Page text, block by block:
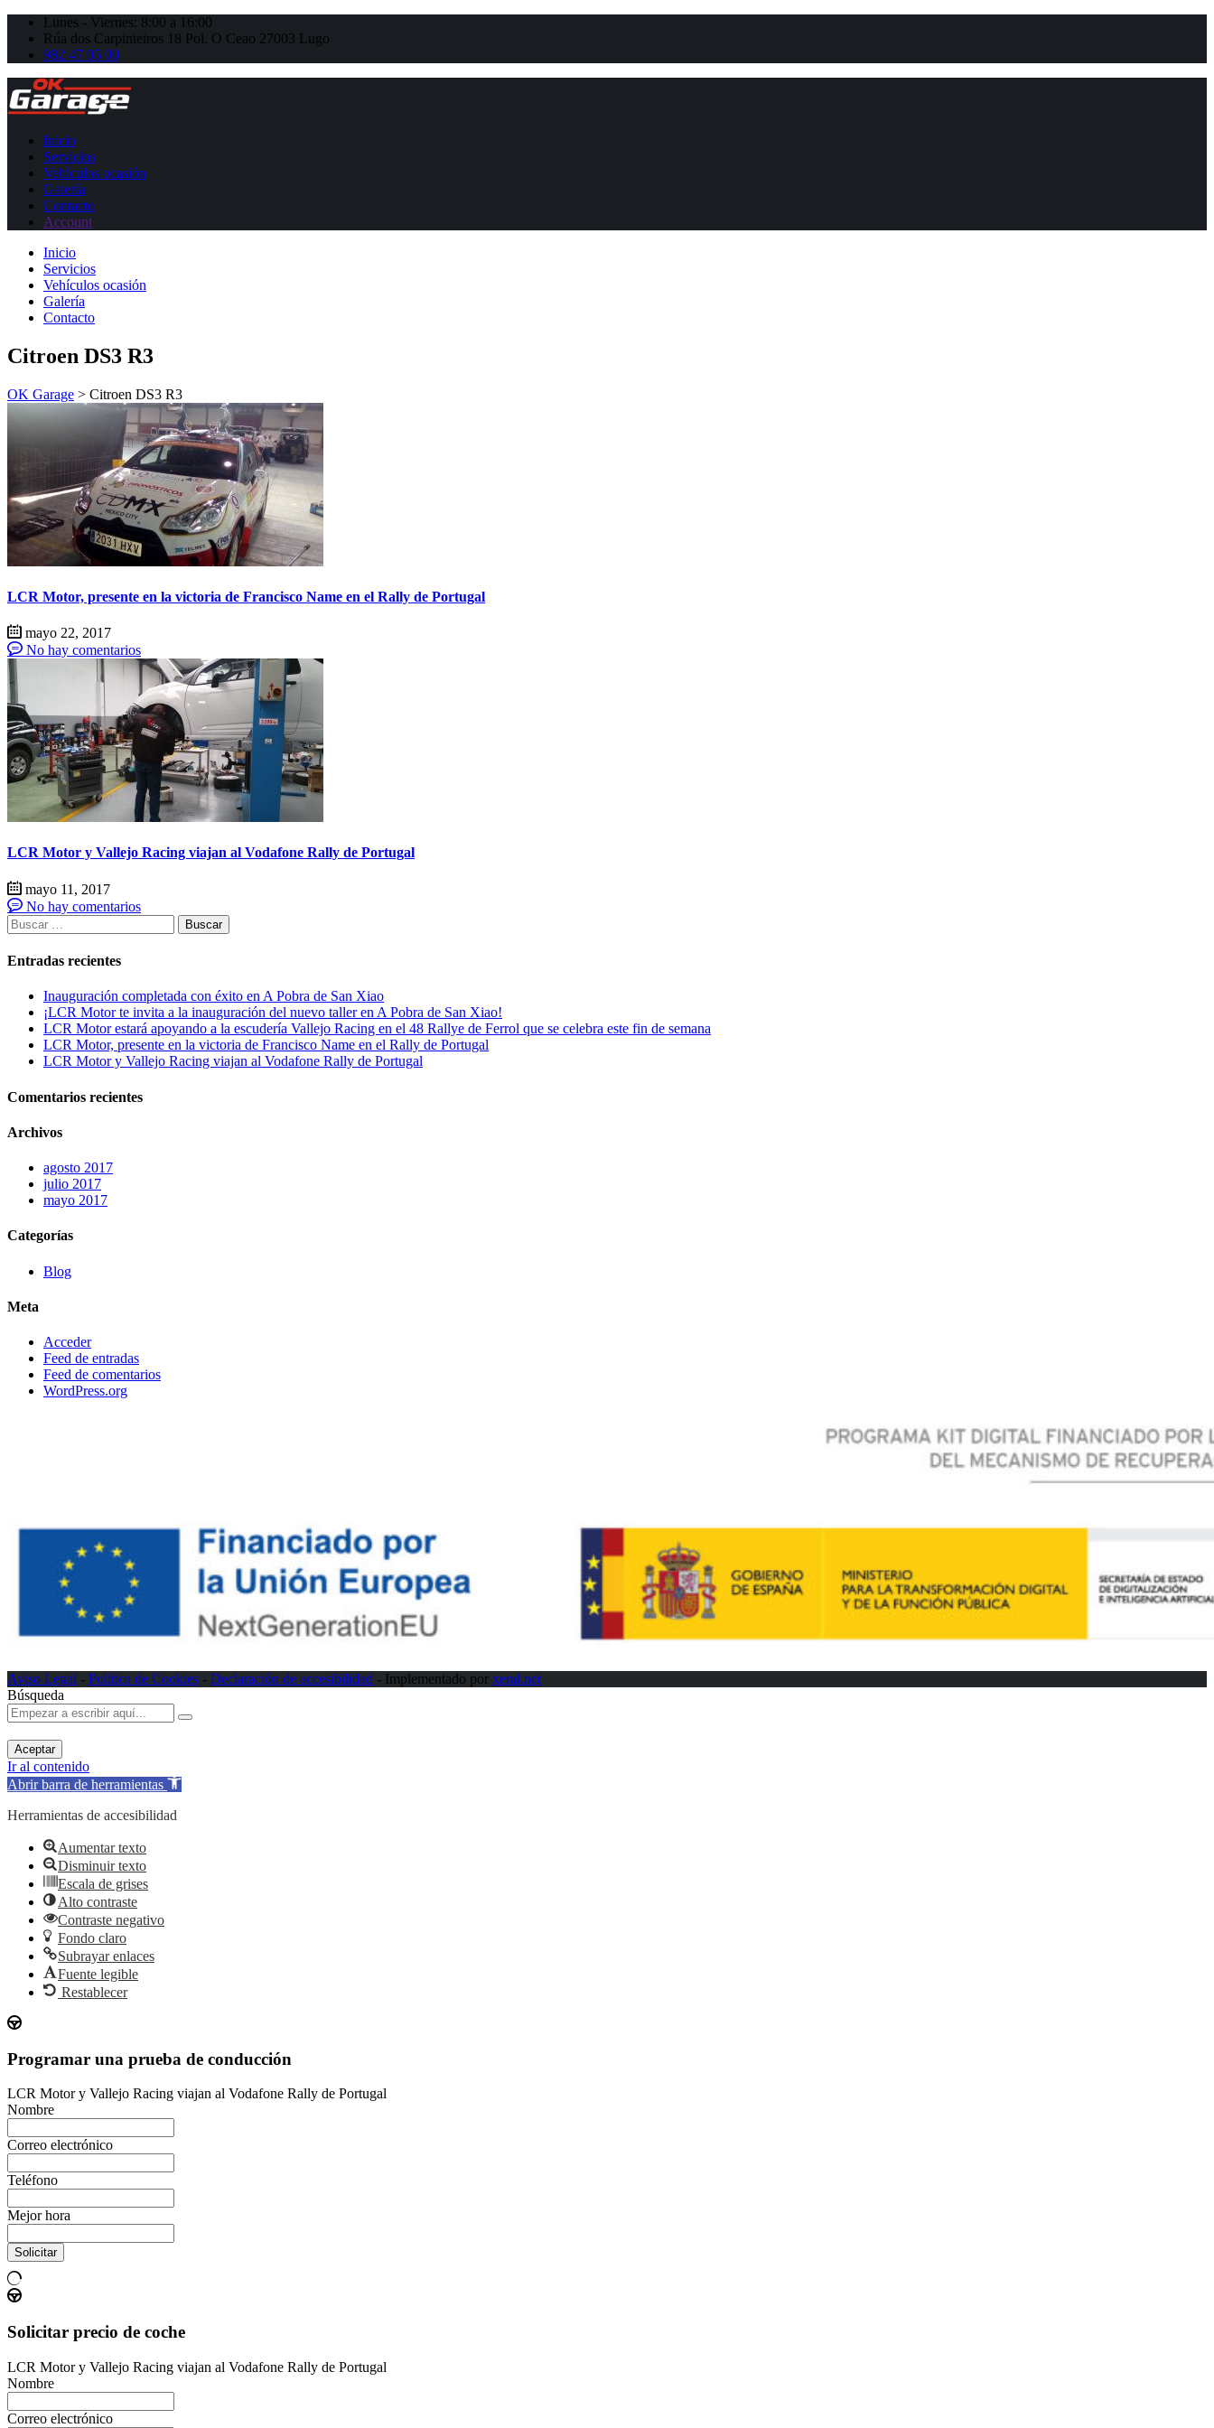
Lunes - Viernes: 8:00 a 16:00
Rúa dos Carpinteiros 18 Pol. O Ceao 27003 Lugo
982 47 05 00
Inicio
Servicios
Vehículos ocasión
Galería
Contacto
Account
Inicio
Servicios
Vehículos ocasión
Galería
Contacto
Citroen DS3 R3
OK Garage > Citroen DS3 R3
LCR Motor, presente en la victoria de Francisco Name en el Rally de Portugal
mayo 22, 2017
No hay comentarios
LCR Motor y Vallejo Racing viajan al Vodafone Rally de Portugal
mayo 11, 2017
No hay comentarios
Buscar:
Entradas recientes
Inauguración completada con éxito en A Pobra de San Xiao
¡LCR Motor te invita a la inauguración del nuevo taller en A Pobra de San Xiao!
LCR Motor estará apoyando a la escudería Vallejo Racing en el 48 Rallye de Ferrol que se celebra este fin de semana
LCR Motor, presente en la victoria de Francisco Name en el Rally de Portugal
LCR Motor y Vallejo Racing viajan al Vodafone Rally de Portugal
Comentarios recientes
Archivos
agosto 2017
julio 2017
mayo 2017
Categorías
Blog
Meta
Acceder
Feed de entradas
Feed de comentarios
WordPress.org
Aviso Legal - Política de Cookies - Declaración de accesibilidad - Implementado por xeral.net
Búsqueda
Aceptar
Ir al contenido
Abrir barra de herramientas
Herramientas de accesibilidad
Aumentar texto
Disminuir texto
Escala de grises
Alto contraste
Contraste negativo
Fondo claro
Subrayar enlaces
Fuente legible
Restablecer
Programar una prueba de conducción
LCR Motor y Vallejo Racing viajan al Vodafone Rally de Portugal
Nombre
Correo electrónico
Teléfono
Mejor hora
Solicitar
Solicitar precio de coche
LCR Motor y Vallejo Racing viajan al Vodafone Rally de Portugal
Nombre
Correo electrónico